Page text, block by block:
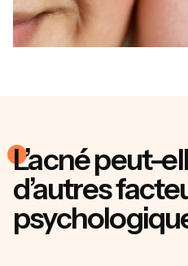
L’acné peut-
d’autres